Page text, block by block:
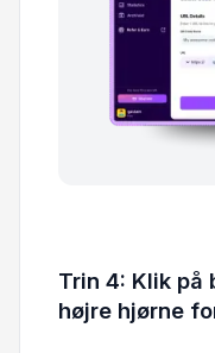
Trin 4: Klik på
højre hjørne